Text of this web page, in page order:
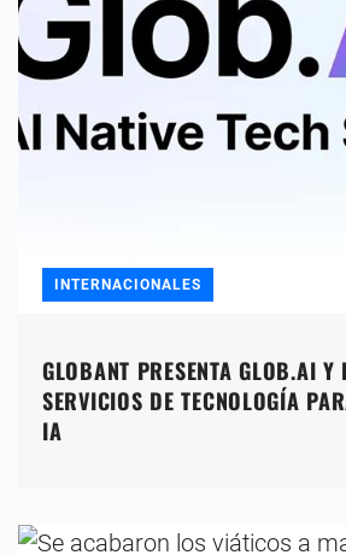
INTERNACIONALES
GLOBANT PRESENTA GLOB.AI Y
SERVICIOS DE TECNOLOGÍA
IA